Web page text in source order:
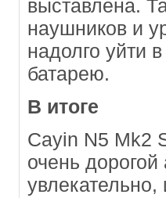
выставлена.
наушников и
надолго уйти
батарею.
В итоге
Cayin N5 Mk2
очень